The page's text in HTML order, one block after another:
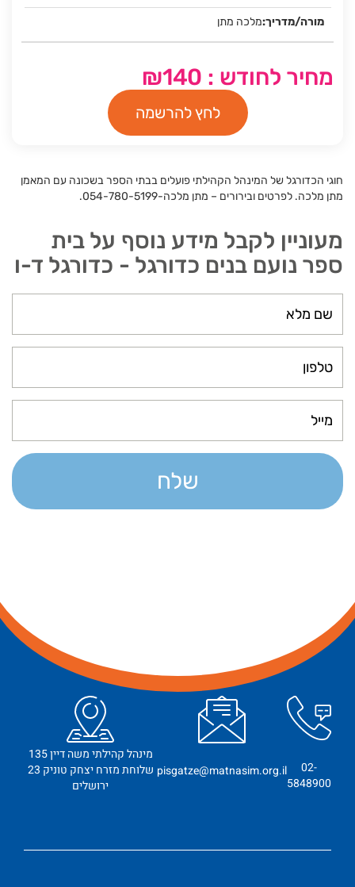
מלכה מתן
מחיר לחודש : ₪140
לחץ להרשמה
חוגי הכדורגל של המינהל הקהילתי פועלים בבתי הספר בשכונה עם המאמן
מתן מלכה. לפרטים ובירורים – מתן מלכה-054-780-5199.
מעוניין לקבל מידע נוסף על בית
ספר נועם בנים כדורגל - כדורגל ד-ו
שלח
02-
5848900
pisgatze@matnasim.org.il
מינהל קהילתי משה דיין 135
שלוחת מזרח יצחק טוניק 23
ירושלים